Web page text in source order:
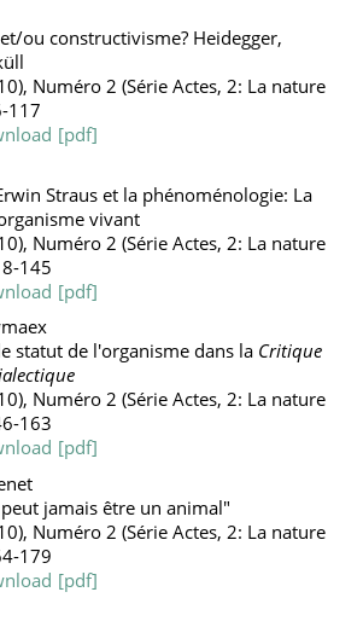
ou constructivisme? Heidegger,
Numéro 2 (Série Actes, 2: La nature
117
Straus et la phénoménologie: La
vivant
Numéro 2 (Série Actes, 2: La nature
145
statut de l'organisme dans la Critique
Numéro 2 (Série Actes, 2: La nature
163
jamais être un animal"
Numéro 2 (Série Actes, 2: La nature
179